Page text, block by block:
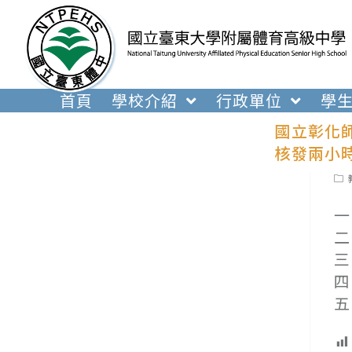
內
首頁 學校介紹 行政單位 學
國立彰化
核發兩小